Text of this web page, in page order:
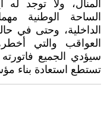
المنال، ولا توجد
الساحة الوطنية
الداخلية، وحتى في
العواقب والتي
سيؤدي الجميع
تستطع استعادة بناء